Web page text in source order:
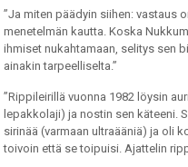
”Ja miten päädyin siihen: vastaus
menetelmän kautta. Koska
ihmiset nukahtamaan, selitys sen
ainakin tarpeelliselta.”
”Rippileirillä vuonna 1982 löysin
lepakkolaji) ja nostin sen käteeni.
sirinää (varmaan ultraääniä) ja oli
toivoin että se toipuisi. Ajattelin